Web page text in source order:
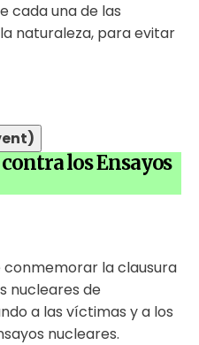
cada una de las
naturaleza, para evitar
los Ensayos
conmemorar la clausura
nucleares de
a las víctimas y a los
nucleares.